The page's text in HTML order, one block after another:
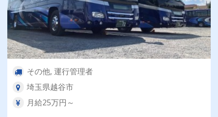
その他, 運行管理者
埼玉県越谷市
月給25万円～